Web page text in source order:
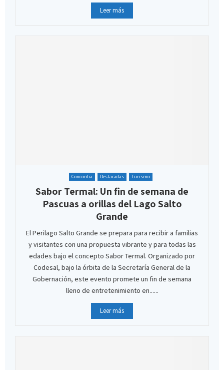
Leer más
Concordia Destacadas Turismo
Sabor Termal: Un fin de semana de
Pascuas a orillas del Lago Salto
Grande
El Perilago Salto Grande se prepara para recibir a familias
y visitantes con una propuesta vibrante y para todas las
edades bajo el concepto Sabor Termal. Organizado por
Codesal, bajo la órbita de la Secretaría General de la
Gobernación, este evento promete un fin de semana
lleno de entretenimiento en......
Leer más